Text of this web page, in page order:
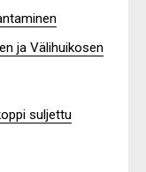
ja Välihuikosen
suljettu